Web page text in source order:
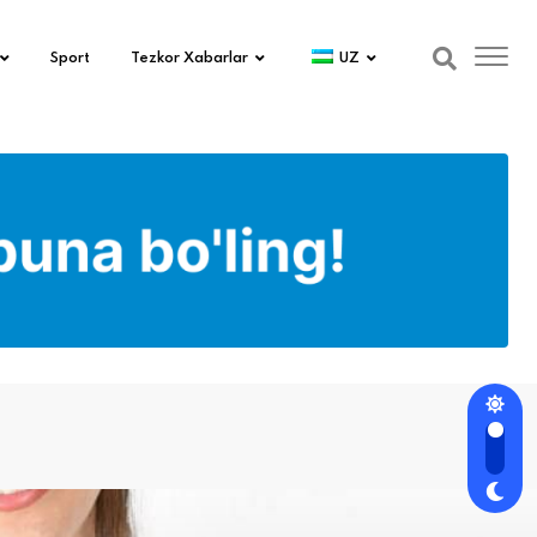
Sport Tezkor Xabarlar UZ